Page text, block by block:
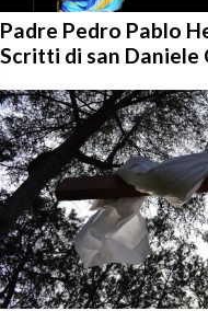
Padre Pedro Pablo
Scritti di san Daniele